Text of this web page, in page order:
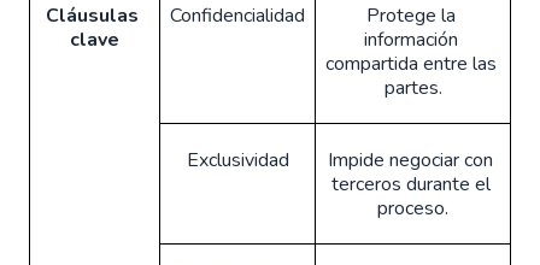
Cláusulas
clave
Confidencialidad
Protege la
información
compartida entre las
partes.
Exclusividad
Impide negociar con
terceros durante el
proceso.